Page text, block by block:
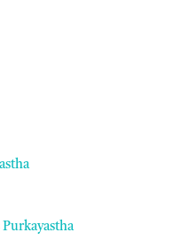
Purkayastha